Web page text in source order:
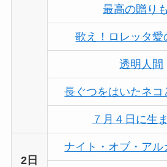
最高の贈り
歌え！ロレッタ愛
透明人間
長ぐつをはいたネコ
７月４日に生
2日
ナイト・オブ・アル